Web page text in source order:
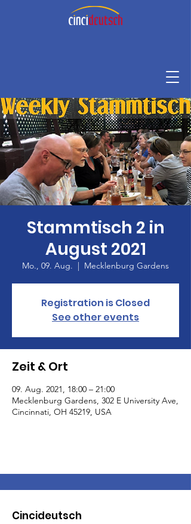
Stammtisch 2 in
August 2021
Mo., 09. Aug.
  |
Mecklenburg Gardens
Registration is Closed
See other events
Zeit & Ort
09. Aug. 2021, 18:00 – 21:00
Mecklenburg Gardens, 302 E University Ave,
Cincinnati, OH 45219, USA
Cincideutsch